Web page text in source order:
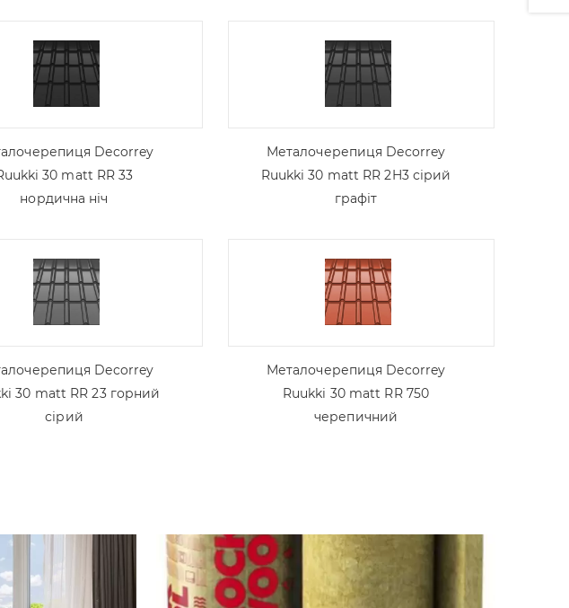
Decorrey
30 matt RR 33
нордична ніч
Металочерепиця Decorrey
Ruukki 30 matt RR 2H3 сірий
графіт
Decorrey
30 matt RR 23 горний
сірий
Металочерепиця Decorrey
Ruukki 30 matt RR 750
черепичний